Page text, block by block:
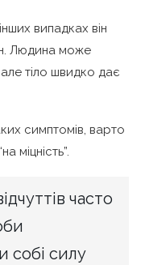
випадках він
Людина може
тіло швидко дає
симптомів, варто
міцність”.
часто
собі силу